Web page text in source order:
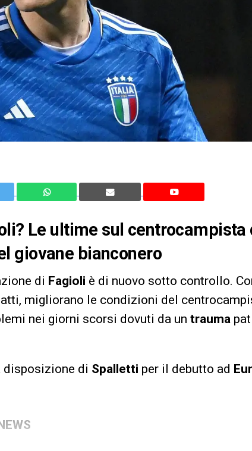
Le ultime sul centrocampista
giovane bianconero
di Fagioli è di nuovo sotto controllo.
migliorano le condizioni del
nei giorni scorsi dovuti da un trauma
disposizione di Spalletti per il debutto ad